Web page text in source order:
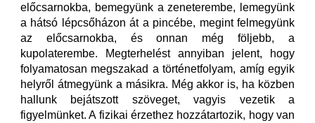
előcsarnokba, bemegyünk a zeneterembe, lemegyünk
a hátsó lépcsőházon át a pincébe, megint felmegyünk
az előcsarnokba, és onnan még följebb, a
kupolaterembe. Megterhelést annyiban jelent, hogy
folyamatosan megszakad a történetfolyam, amíg egyik
helyről átmegyünk a másikra. Még akkor is, ha közben
hallunk bejátszott szöveget, vagyis vezetik a
figyelmünket. A fizikai érzethez hozzátartozik, hogy van